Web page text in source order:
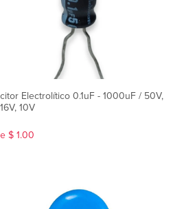
Electrolítico 0.1uF - 1000uF / 50V,
10V
$ 1.00